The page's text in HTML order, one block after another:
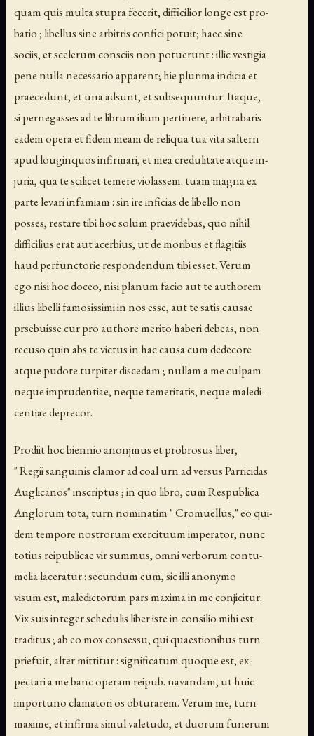
quam quis multa stupra fecerit, difficilior longe est pro-
batio ; libellus sine arbitris confici potuit; haec sine
sociis, et scelerum consciis non potuerunt : illic vestigia
pene nulla necessario apparent; hie plurima indicia et
praecedunt, et una adsunt, et subsequuntur. Itaque,
si pernegasses ad te librum ilium pertinere, arbitrabaris
eadem opera et fidem meam de reliqua tua vita saltern
apud louginquos infirmari, et mea credulitate atque in-
juria, qua te scilicet temere violassem. tuam magna ex
parte levari infamiam : sin ire inficias de libello non
posses, restare tibi hoc solum praevidebas, quo nihil
difficilius erat aut acerbius, ut de moribus et flagitiis
haud perfunctorie respondendum tibi esset. Verum
ego nisi hoc doceo, nisi planum facio aut te authorem
illius libelli famosissimi in nos esse, aut te satis causae
prsebuisse cur pro authore merito haberi debeas, non
recuso quin abs te victus in hac causa cum dedecore
atque pudore turpiter discedam ; nullam a me culpam
neque imprudentiae, neque temeritatis, neque maledi-
centiae deprecor.
Prodiit hoc biennio anonjmus et probrosus liber,
" Regii sanguinis clamor ad coal urn ad versus Parricidas
Auglicanos" inscriptus ; in quo libro, cum Respublica
Anglorum tota, turn nominatim " Cromuellus," eo qui-
dem tempore nostrorum exercituum imperator, nunc
totius reipublicae vir summus, omni verborum contu-
melia laceratur : secundum eum, sic illi anonymo
visum est, maledictorum pars maxima in me conjicitur.
Vix suis integer schedulis liber iste in consilio mihi est
traditus ; ab eo mox consessu, qui quaestionibus turn
priefuit, alter mittitur : significatum quoque est, ex-
pectari a me banc operam reipub. navandam, ut huic
importuno clamatori os obturarem. Verum me, turn
maxime, et infirma simul valetudo, et duorum funerum